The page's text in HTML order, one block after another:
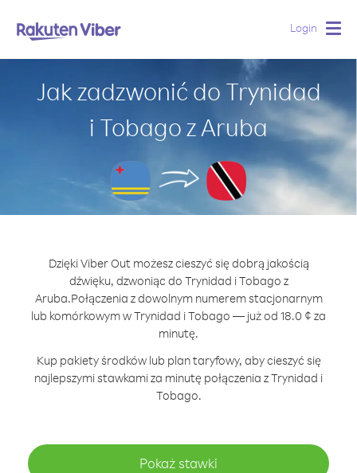
Login
Jak zadzwonić do Trynidad
i Tobago z Aruba
Dzięki Viber Out możesz cieszyć się dobrą jakością
dźwięku, dzwoniąc do Trynidad i Tobago z
Aruba.Połączenia z dowolnym numerem stacjonarnym
lub komórkowym w Trynidad i Tobago — już od 18.0 ¢ za
minutę.
Kup pakiety środków lub plan taryfowy, aby cieszyć się
najlepszymi stawkami za minutę połączenia z Trynidad i
Tobago.
Pokaż stawki